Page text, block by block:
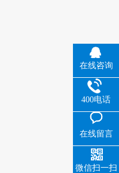
在线咨询
400电话
在线留言
微信扫一扫